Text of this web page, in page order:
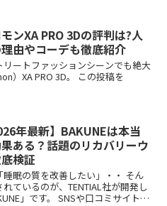
ンXA PRO 3Dの評判は?人
由やコーデも徹底紹介
ートファッションシーンでも絶大
3D。 この投稿を
年最新】BAKUNEは本当
ある？話題のリカバリーウ
検証
の質を改善したい」・・ そん
ているのが、TENTIAL社が開発し
や口コミサイトで